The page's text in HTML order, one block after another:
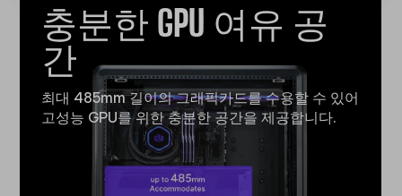
충분한 GPU 여유 공
간
최대 485mm 길이의 그래픽카드를 수용할 수 있어
고성능 GPU를 위한 충분한 공간을 제공합니다.